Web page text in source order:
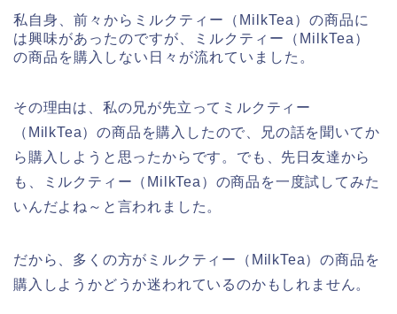
私自身、前々からミルクティー（MilkTea）の商品に
は興味があったのですが、ミルクティー（MilkTea）
の商品を購入しない日々が流れていました。
その理由は、私の兄が先立ってミルクティー
（MilkTea）の商品を購入したので、兄の話を聞いてか
ら購入しようと思ったからです。でも、先日友達から
も、ミルクティー（MilkTea）の商品を一度試してみた
いんだよね～と言われました。
だから、多くの方がミルクティー（MilkTea）の商品を
購入しようかどうか迷われているのかもしれません。